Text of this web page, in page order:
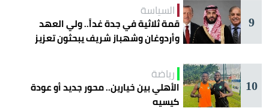
9
السياسة
قمة ثلاثية في جدة غداً.. ولي العهد
وأردوغان وشهباز شريف يبحثون تعزيز
10
رياضة
الأهلي بين خيارين.. محور جديد أو عودة
كيسيه